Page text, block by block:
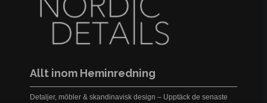
Allt inom Heminredning
Detaljer, möbler & skandinavisk design – Upptäck de senaste